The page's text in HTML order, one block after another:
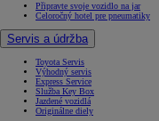
Připravte svoje vozidlo na jar
Celoročný hotel pre pneumatiky
Servis a údržba
Toyota Servis
Výhodný servis
Express Service
Služba Key Box
Jazdené vozidlá
Originálne diely